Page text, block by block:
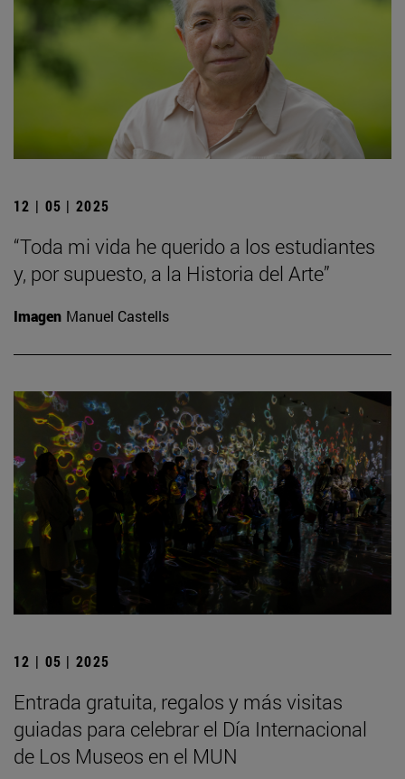
12 | 05 | 2025
“Toda mi vida he querido a los estudiantes
y, por supuesto, a la Historia del Arte”
Imagen Manuel Castells
12 | 05 | 2025
Entrada gratuita, regalos y más visitas
guiadas para celebrar el Día Internacional
de Los Museos en el MUN